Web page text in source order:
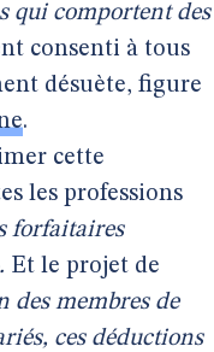
qui comportent des
consenti à tous
désuète, figure
.
cette
les professions
forfaitaires
Et le projet de
des membres de
ces déductions